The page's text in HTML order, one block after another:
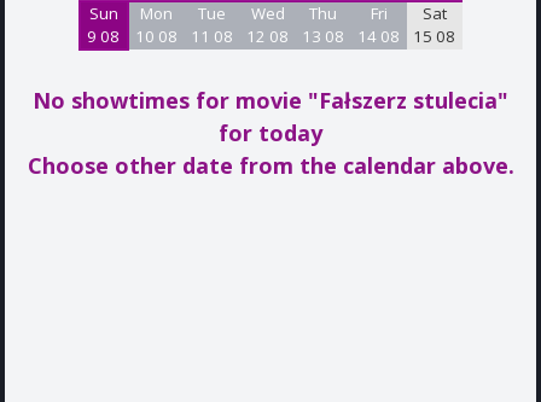
Sun
9 08
Mon
10 08
Tue
11 08
Wed
12 08
Thu
13 08
Fri
14 08
Sat
15 08
No showtimes for movie "Fałszerz stulecia"
for today
Choose other date from the calendar above.